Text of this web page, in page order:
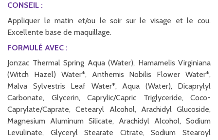
CONSEIL :
Appliquer le matin et/ou le soir sur le visage et le cou.
Excellente base de maquillage.
FORMULÉ AVEC :
Jonzac Thermal Spring Aqua (Water), Hamamelis Virginiana
(Witch Hazel) Water*, Anthemis Nobilis Flower Water*,
Malva Sylvestris Leaf Water*, Aqua (Water), Dicaprylyl
Carbonate, Glycerin, Caprylic/Capric Triglyceride, Coco-
Caprylate/Caprate, Cetearyl Alcohol, Arachidyl Glucoside,
Magnesium Aluminum Silicate, Arachidyl Alcohol, Sodium
Levulinate, Glyceryl Stearate Citrate, Sodium Stearoyl